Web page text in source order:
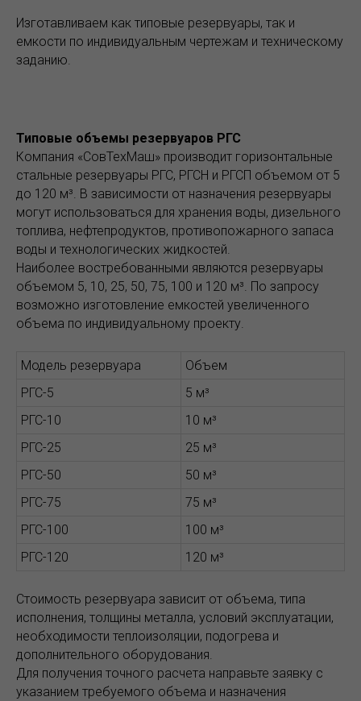
Изготавливаем как типовые резервуары, так и
емкости по индивидуальным чертежам и техническому
заданию.
Типовые объемы резервуаров РГС
Компания «СовТехМаш» производит горизонтальные
стальные резервуары РГС, РГСН и РГСП объемом от 5
до 120 м³. В зависимости от назначения резервуары
могут использоваться для хранения воды, дизельного
топлива, нефтепродуктов, противопожарного запаса
воды и технологических жидкостей.
Наиболее востребованными являются резервуары
объемом 5, 10, 25, 50, 75, 100 и 120 м³. По запросу
возможно изготовление емкостей увеличенного
объема по индивидуальному проекту.
Модель резервуара
Объем
РГС-5
5 м³
РГС-10
10 м³
РГС-25
25 м³
РГС-50
50 м³
РГС-75
75 м³
РГС-100
100 м³
РГС-120
120 м³
Стоимость резервуара зависит от объема, типа
исполнения, толщины металла, условий эксплуатации,
необходимости теплоизоляции, подогрева и
дополнительного оборудования.
Для получения точного расчета направьте заявку с
указанием требуемого объема и назначения